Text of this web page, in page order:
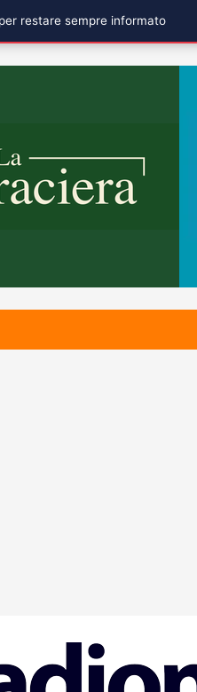
restare sempre informato